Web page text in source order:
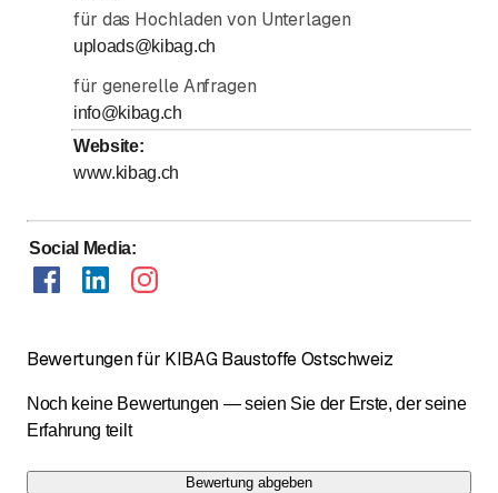
für das Hochladen von Unterlagen
uploads@kibag.ch
für generelle Anfragen
info@kibag.ch
Website:
www.kibag.ch
Social Media:
Bewertungen für KIBAG Baustoffe Ostschweiz
Noch keine Bewertungen — seien Sie der Erste, der seine
Erfahrung teilt
Bewertung abgeben